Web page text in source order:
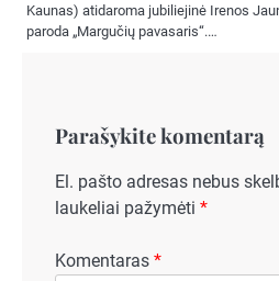
Kaunas) atidaroma jubiliejinė Irenos
paroda „Margučių pavasaris“.…
Parašykite komentarą
El. pašto adresas nebus
laukeliai pažymėti *
Komentaras *